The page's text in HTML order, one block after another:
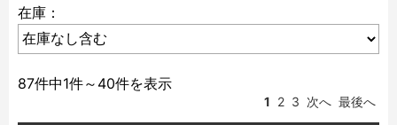
在庫：
87件中1件～40件を表示
1 2 3 次へ 最後へ